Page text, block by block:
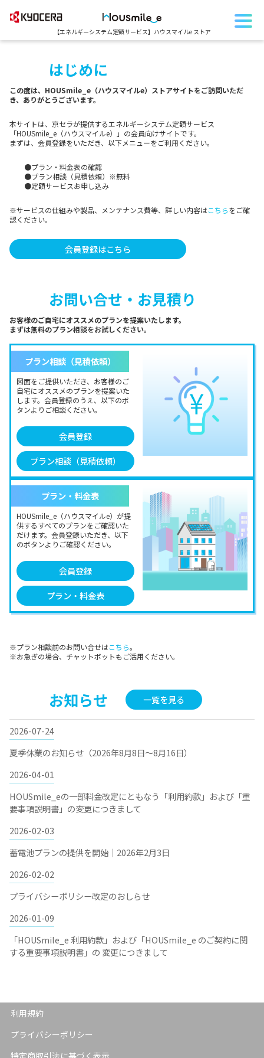
【エネルギーシステム定額サービス】 ハウスマイルe ストア
はじめに
この度は、HOUSmile_e（ハウスマイルe）ストアサイトをご訪問いただ
き、ありがとうございます。
本サイトは、京セラが提供するエネルギーシステム定額サービス
「HOUSmile_e（ハウスマイルe）」の会員向けサイトです。
まずは、会員登録をいただき、以下メニューをご利用ください。
●プラン・料金表の確認
●プラン相談（見積依頼）※無料
●定額サービスお申し込み
※サービスの仕組みや製品、メンテナンス費等、詳しい内容はこちらをご確
認ください。
会員登録はこちら
お問い合せ・お見積り
お客様のご自宅にオススメのプランを提案いたします。
まずは無料のプラン相談をお試しください。
プラン相談（見積依頼）
図面をご提供いただき、お客様のご
自宅にオススメのプランを提案いた
します。会員登録のうえ、以下のボ
タンよりご相談ください。
会員登録
プラン相談（見積依頼）
プラン・料金表
HOUSmile_e（ハウスマイルe）が提
供するすべてのプランをご確認いた
だけます。会員登録いただき、以下
のボタンよりご確認ください。
会員登録
プラン・料金表
※プラン相談前のお問い合せはこちら。
※お急ぎの場合、チャットボットもご活用ください。
お知らせ 一覧を見る
2026-07-24
夏季休業のお知らせ（2026年8月8日～8月16日）
2026-04-01
HOUSmile_eの一部料金改定にともなう「利用約款」および「重
要事項説明書」の変更につきまして
2026-02-03
蓄電池プランの提供を開始｜2026年2月3日
2026-02-02
プライバシーポリシー改定のおしらせ
2026-01-09
「HOUSmile_e 利用約款」および「HOUSmile_e のご契約に関
する重要事項説明書」の 変更につきまして
利用規約
プライバシーポリシー